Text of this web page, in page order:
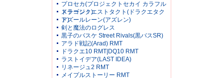
プロセカ(プロジェクトセカイ カラフル
ステージ！)
ドラゴンクエストタクト(ドラクエタク
ト)
アズールレーン(アズレン)
剣と魔法のログレス
黒子のバスケ Street Rivals(黒バスSR)
アラド戦記(Arad) RMT
ドラクエ10 RMT|DQ10 RMT
ラストイデア(LAST IDEA)
リネージュ2 RMT
メイプルストーリー RMT